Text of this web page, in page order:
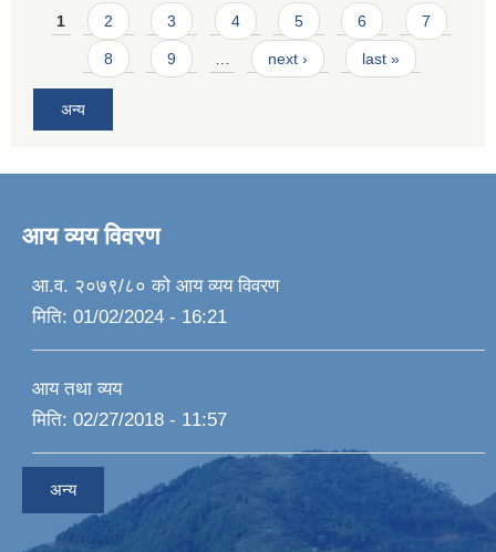
Pages
1 2 3 4 5 6 7
8 9 next › last »
अन्य
आय व्यय विवरण
आ.व. २०७९/८० को आय व्यय विवरण
मिति: 01/02/2024 - 16:21
आय तथा व्यय
मिति: 02/27/2018 - 11:57
अन्य